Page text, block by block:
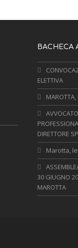
BACHECA
ELETTIVA
MAROTTA,
DIRETTORE
Marotta,
30 GIUGNO
MAROTTA